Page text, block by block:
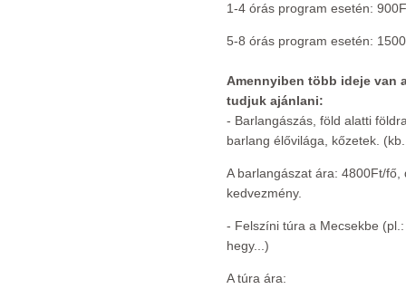
1-4 órás program esetén:
5-8 órás program esetén:
Amennyiben több ideje van
tudjuk ajánlani:
- Barlangászás, föld alatti
barlang élővilága, kőzetek.
A barlangászat ára: 4800Ft/
kedvezmény.
- Felszíni túra a Mecsekbe
hegy...)
A túra ára: